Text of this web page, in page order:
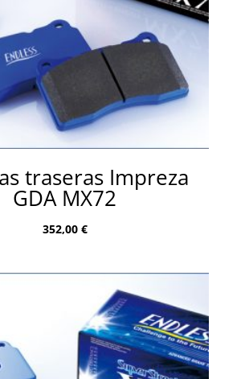
traseras Impreza
GDA MX72
352,00 €